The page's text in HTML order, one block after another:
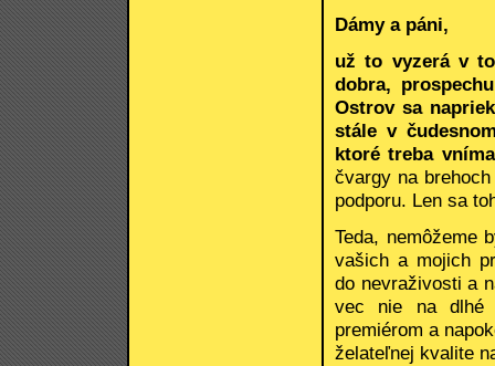
Dámy a páni,
už to vyzerá v
dobra,
Ostrov sa
stále v
ktoré treba
čvargy na
podporu. Len sa
Teda, nemôžeme
vašich a mojich
do nevraživosti a
vec nie na dlhé
premiérom a
želateľnej kvalite